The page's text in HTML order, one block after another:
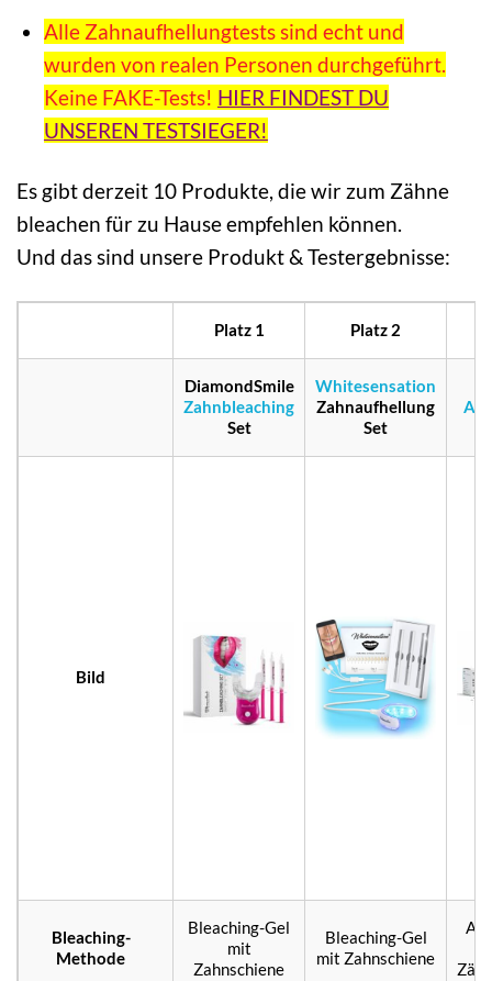
Alle Zahnaufhellungtests sind echt und
wurden von realen Personen durchgeführt.
Keine FAKE-Tests! HIER FINDEST DU
UNSEREN TESTSIEGER!
Es gibt derzeit 10 Produkte, die wir zum Zähne
bleachen für zu Hause empfehlen können.
Und das sind unsere Produkt & Testergebnisse:
Platz 1 Platz 2
DiamondSmile
Zahnbleaching
Set
Whitesensation
Zahnaufhellung
Set
Bild
Bleaching-
Methode
Bleaching-Gel
mit
Zahnschiene
Bleaching-Gel
mit Zahnschiene